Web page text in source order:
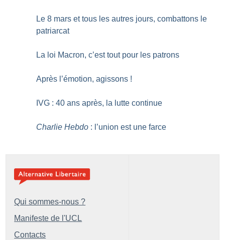
Le 8 mars et tous les autres jours, combattons le
patriarcat
La loi Macron, c’est tout pour les patrons
Après l’émotion, agissons !
IVG : 40 ans après, la lutte continue
Charlie Hebdo : l’union est une farce
Qui sommes-nous ?
Manifeste de l'UCL
Contacts